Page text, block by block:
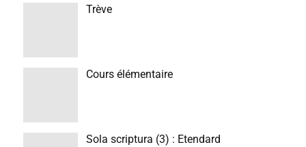
Trève
Cours élémentaire
Sola scriptura (3) : Etendard